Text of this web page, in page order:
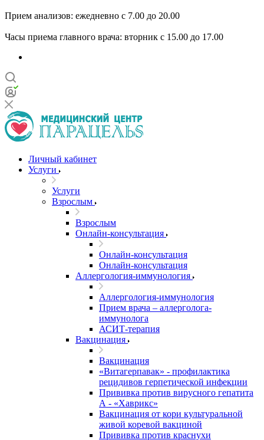
Прием анализов: ежедневно с 7.00 до 20.00
Часы приема главного врача: вторник с 15.00 до 17.00
Личный кабинет
Услуги
Услуги
Взрослым
Взрослым
Онлайн-консультация
Онлайн-консультация
Онлайн-консультация
Аллергология-иммунология
Аллергология-иммунология
Прием врача – аллерголога-
иммунолога
АСИТ-терапия
Вакцинация
Вакцинация
«Витагерпавак» - профилактика
рецидивов герпетической инфекции
Прививка против вирусного гепатита
А - «Хаврикс»
Вакцинация от кори культуральной
живой коревой вакциной
Прививка против краснухи